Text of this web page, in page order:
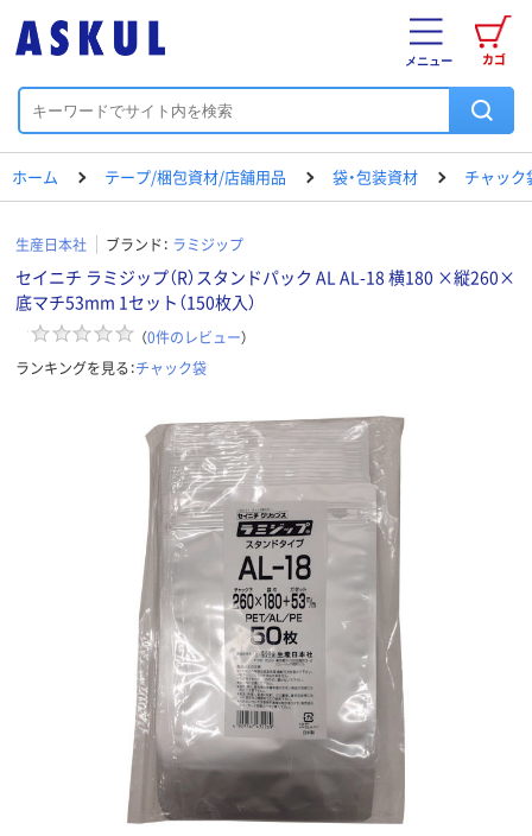
カゴ
メニュー
ホーム テープ/梱包資材/店舗用品 袋・包装資材 チャック
生産日本社 ブランド： ラミジップ
セイニチ ラミジップ（R）スタンドパック AL AL-18 横180 ×縦260×
底マチ53mm 1セット（150枚入）
（0件のレビュー）
ランキングを見る：チャック袋